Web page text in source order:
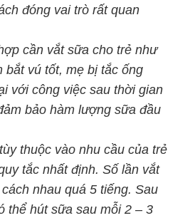
đóng vai trò rất quan
cần vắt sữa cho trẻ như
bắt vú tốt, mẹ bị tắc ống
với công việc sau thời gian
bảo hàm lượng sữa đầu
thuộc vào nhu cầu của trẻ
tắc nhất định. Số lần vắt
nhau quá 5 tiếng. Sau
thể hút sữa sau mỗi 2 – 3